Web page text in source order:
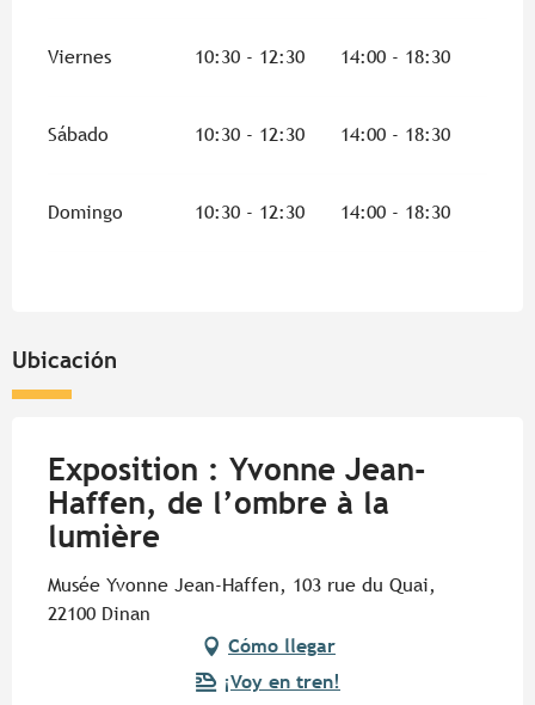
Viernes 10:30 - 12:30 14:00 - 18:30
Sábado 10:30 - 12:30 14:00 - 18:30
Domingo 10:30 - 12:30 14:00 - 18:30
Ubicación
Exposition : Yvonne Jean-
Haffen, de l’ombre à la
lumière
Musée Yvonne Jean-Haffen, 103 rue du Quai,
22100 Dinan
Cómo llegar
¡Voy en tren!